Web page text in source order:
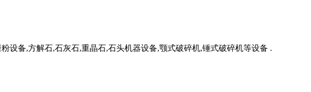
设备,方解石,石灰石,重晶石,石头机器设备,颚式破碎机,锤式破碎机等设备 .